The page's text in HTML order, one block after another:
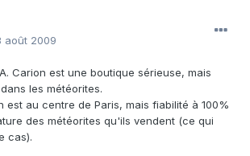
août 2009
Carion est une boutique sérieuse, mais
les météorites.
est au centre de Paris, mais fiabilité à 100%
des météorites qu'ils vendent (ce qui
cas).